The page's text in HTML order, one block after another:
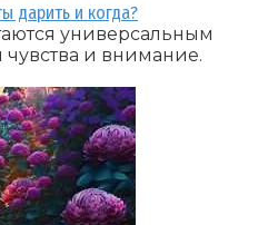
дарить и когда?
универсальным
и внимание.